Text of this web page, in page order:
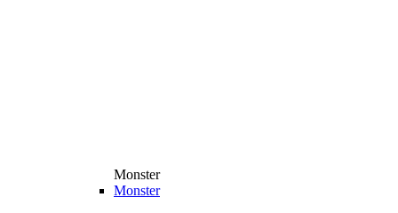
Monster
Monster